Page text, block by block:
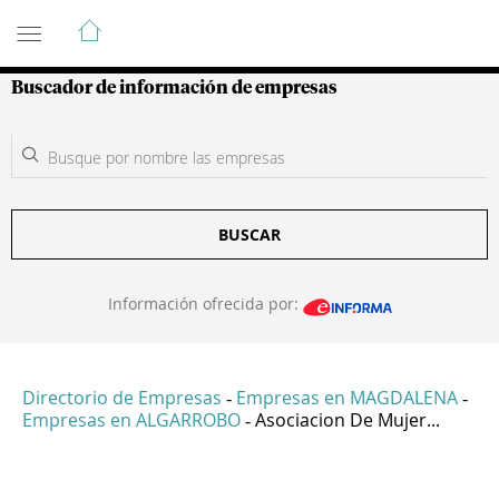
Guía de Empresas Colombianas
Buscador de información de empresas
BUSCAR
Información ofrecida por:
Directorio de Empresas - Empresas en MAGDALENA -
Empresas en ALGARROBO - Asociacion De Mujer...